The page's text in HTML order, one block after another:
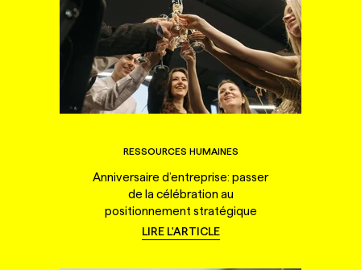
RESSOURCES HUMAINES
Anniversaire d’entreprise: passer
de la célébration au
positionnement stratégique
LIRE L'ARTICLE